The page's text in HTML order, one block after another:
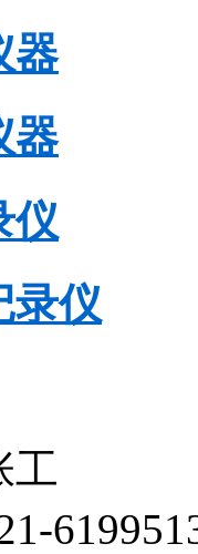
器
器
仪
录仪
工